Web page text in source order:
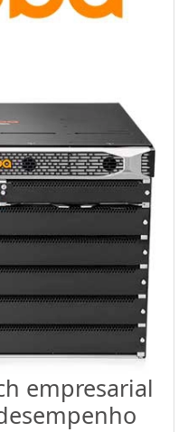
empresarial